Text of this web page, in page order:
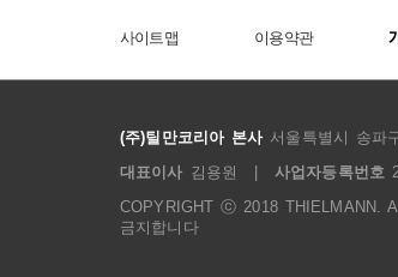
사이트맵 이용약관
(주)틸만코리아 본사서울특별시 송파
대표이사 김용원 사업자등록번호
COPYRIGHT ⓒ 2018 THIELMANN.
금지합니다